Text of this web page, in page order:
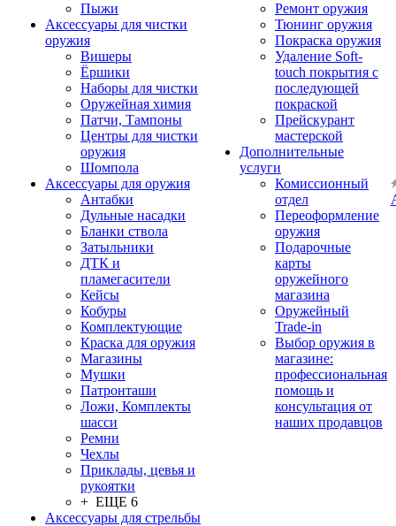
Пыжи
Аксессуары для чистки
оружия
Вишеры
Ёршики
Наборы для чистки
Оружейная химия
Патчи, Тампоны
Центры для чистки
оружия
Шомпола
Аксессуары для оружия
Антабки
Дульные насадки
Бланки ствола
Затыльники
ДТК и
пламегасители
Кейсы
Кобуры
Комплектующие
Краска для оружия
Магазины
Мушки
Патронташи
Ложи, Комплекты
шасси
Ремни
Чехлы
Приклады, цевья и
рукоятки
+ ЕЩЕ 6
Аксессуары для стрельбы
Ремонт оружия
Тюнинг оружия
Покраска оружия
Удаление Soft-
touch покрытия с
последующей
покраской
Прейскурант
мастерской
Дополнительные
услуги
Комиссионный
отдел
Переоформление
оружия
Подарочные
карты
оружейного
магазина
Оружейный
Trade-in
Выбор оружия в
магазине:
профессиональная
помощь и
консультация от
наших продавцов